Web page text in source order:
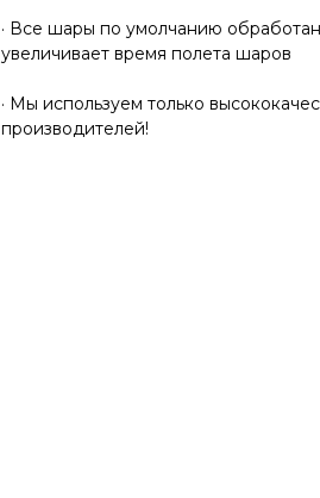
· Все шары по умолчанию
увеличивает время полета шаров
· Мы используем только
производителей!